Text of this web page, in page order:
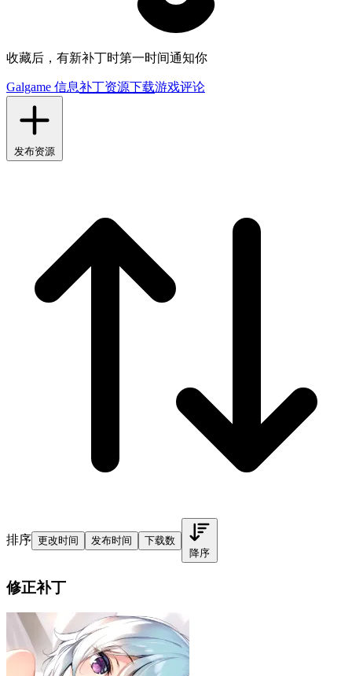
收藏后，有新补丁时第一时间通知你
Galgame 信息补丁资源下载游戏评论
发布资源
排序 更改时间 发布时间
下载数
降序
修正补丁